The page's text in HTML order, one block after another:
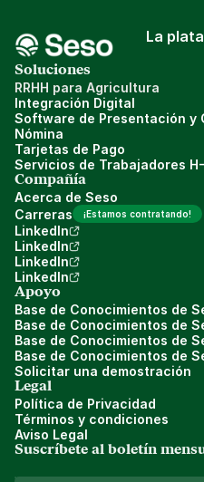
La
Soluciones
RRHH para Agricultura
Integración Digital
Software de Presentación y
Nómina
Tarjetas de Pago
Servicios de Trabajadores
Compañía
Acerca de Seso
Carreras
¡Estamos contratando!
LinkedIn
LinkedIn
LinkedIn
LinkedIn
Apoyo
Base de Conocimientos de
Base de Conocimientos de
Base de Conocimientos de
Base de Conocimientos de
Solicitar una demostración
Legal
Política de Privacidad
Términos y condiciones
Aviso Legal
Suscríbete al boletín